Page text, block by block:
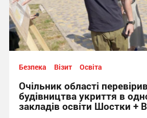
Безпека Візит Освіта
Очільник області
будівництва укриття в
закладів освіти Шостки +